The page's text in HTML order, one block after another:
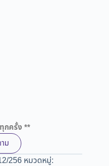
กครั้ง **
ม
256 หมวดหมู่: